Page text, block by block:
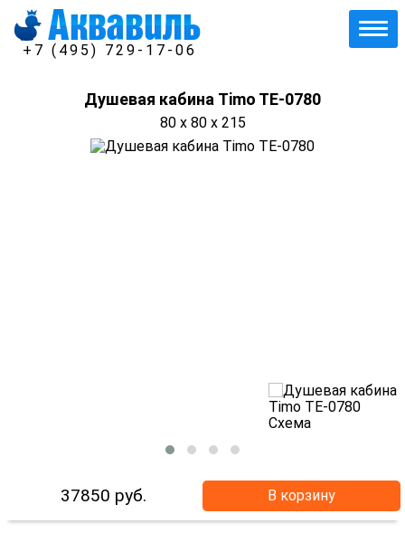
+7 (495) 729-17-06
Душевая кабина Timo TE-0780
80 x 80 x 215
37850 руб. В корзину